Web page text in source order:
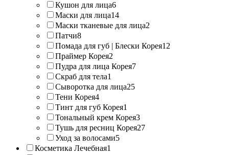
Кушон для лица6
Маски для лица14
Маски тканевые для лица2
Патчи8
Помада для губ | Блески Корея12
Праймер Корея2
Пудра для лица Корея7
Скраб для тела1
Сыворотка для лица25
Тени Корея4
Тинт для губ Корея1
Тональный крем Корея3
Тушь для ресниц Корея27
Уход за волосами5
Косметика Лечебная1